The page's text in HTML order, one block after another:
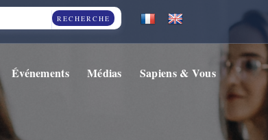
RECHERCHE
Événements Médias Sapiens & Vous